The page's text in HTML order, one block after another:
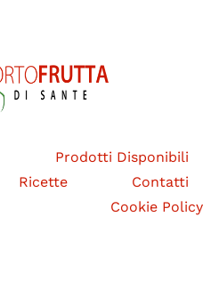
Prodotti Disponibili
Ricette
Contatti
Cookie Policy